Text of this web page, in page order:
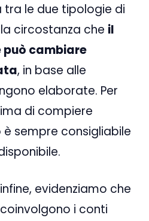
tra le due tipologie di
circostanza che il
cambiare
, in base alle
elaborate. Per
di compiere
sempre consigliabile
evidenziamo che
i conti